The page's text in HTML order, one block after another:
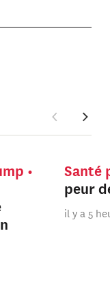
Santé
peur
il y a 5